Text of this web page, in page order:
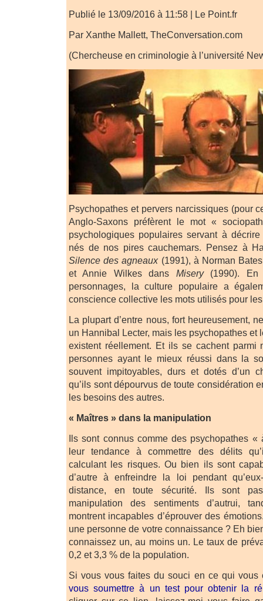
Publié le 13/09/2016 à 11:58 | Le Point.fr
Par Xanthe Mallett, TheConversation.com
(Chercheuse en criminologie à l’université
Psychopathes et pervers narcissiques (pour
Anglo-Saxons préfèrent le mot «
psychologiques populaires servant à
nés de nos pires cauchemars. Pensez à
Silence des agneaux(1991), à Norman
et Annie Wilkes dans Misery(1990). En
personnages, la culture populaire a
conscience collective les mots utilisés pour
La plupart d’entre nous, fort heureusement,
un Hannibal Lecter, mais les psychopathes et
existent réellement. Et ils se cachent parmi
personnes ayant le mieux réussi dans la
souvent impitoyables, durs et dotés d’un
qu’ils sont dépourvus de toute considération
les besoins des autres.
« Maîtres » dans la manipulation
Ils sont connus comme des psychopathes
leur tendance à commettre des délits
calculant les risques. Ou bien ils sont
d’autre à enfreindre la loi pendant
distance, en toute sécurité. Ils sont
manipulation des sentiments d’autrui,
montrent incapables d’éprouver des
une personne de votre connaissance ? Eh
connaissez un, au moins un. Le taux de
0,2 et 3,3 % de la population.
Si vous vous faites du souci en ce qui vous
vous soumettre à un test pour obtenir la